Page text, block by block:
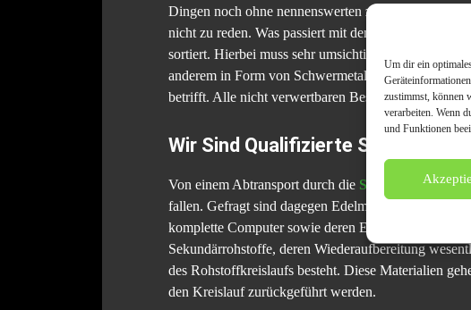
Um dir ein
zustimmst, können
verarbeiten. Wenn
und Funktionen
Dingen noch ohne nennenswerten zeitlichen
nicht zu reden. Was passiert mit dem Schrott nach
sortiert. Hierbei muss sehr umsichtig vorgegangen
anderem in Form von Schwermetallen – auch eine
betrifft. Alle nicht verwertbaren Bestandteile, die
Wir Sind Qualifizierte
Von einem Abtransport durch die
fallen. Gefragt sind dagegen Edelmetalle,
komplette Computer sowie deren Einzelteile.
Sekundärrohstoffe, deren Wiederaufbereitung
des Rohstoffkreislaufs besteht. Diese Materialien
den Kreislauf zurückgeführt werden.